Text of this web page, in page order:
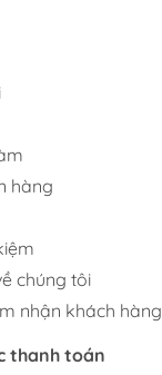
hàng
chúng tôi
nhận khách hàng
thanh toán